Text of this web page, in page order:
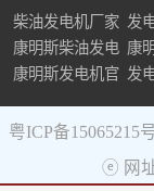
柴油发电机厂家 发
康明斯柴油发电
机组
康
机
康明斯发电机官 发
粤ICP备15065215
ⓔ 网